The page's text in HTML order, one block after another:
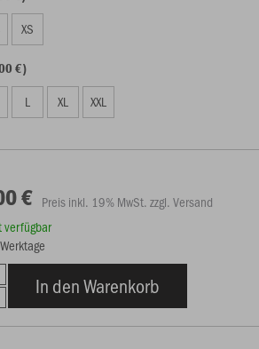
XS
€)
L XL XXL
€ Preis inkl. 19% MwSt. zzgl. Versand
verfügbar
In den Warenkorb